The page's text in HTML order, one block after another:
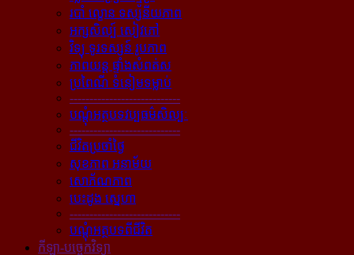
របាំ ល្ខោន ទស្សនីយភាព
អក្សសិល្ប៍ សៀវភៅ
វិទ្យុ ទូរទស្សន៍ រូបភាព
ភាពយន្ដ ផ្ទាំងសំពត់ស
ប្រពៃណី ទំនៀមទម្លាប់
----------------------------
បណ្ដុំអត្ថបទវប្បធម៌សិល្បៈ
----------------------------
ជីវិតប្រចាំថ្ងៃ
សុខភាព អនាម័យ
សោភ័ណភាព
បេះដូង ស្នេហា
----------------------------
បណ្ដុំអត្ថបទពីជីវិត
កីឡា-បច្ចេកវិទ្យា